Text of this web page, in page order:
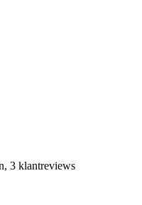
3 klantreviews